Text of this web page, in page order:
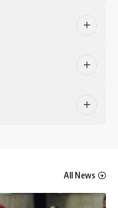
All News